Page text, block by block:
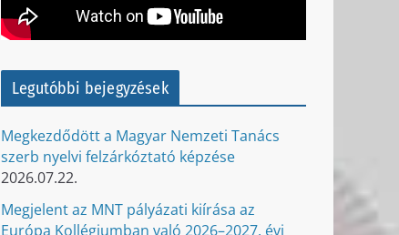
Legutóbbi bejegyzések
Megkezdődött a Magyar Nemzeti Tanács
szerb nyelvi felzárkóztató képzése
2026.07.22.
Megjelent az MNT pályázati kiírása az
Európa Kollégiumban való 2026–2027. évi